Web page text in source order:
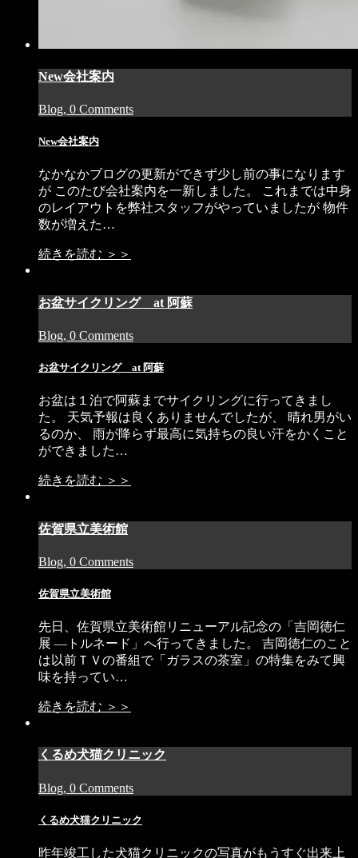
New会社案内
Blog, 0 Comments
New会社案内
なかなかブログの更新ができず少し前の事になります
が このたび会社案内を一新しました。 これまでは中身
のレイアウトを弊社スタッフがやっていましたが 物件
数が増えた…
続きを読む ＞＞
お盆サイクリング at 阿蘇
Blog, 0 Comments
お盆サイクリング at 阿蘇
お盆は１泊で阿蘇までサイクリングに行ってきまし
た。 天気予報は良くありませんでしたが、 晴れ男がい
るのか、 雨が降らず最高に気持ちの良い汗をかくこと
ができました…
続きを読む ＞＞
佐賀県立美術館
Blog, 0 Comments
佐賀県立美術館
先日、佐賀県立美術館リニューアル記念の「吉岡徳仁
展 ―トルネード」へ行ってきました。 吉岡徳仁のこと
は以前ＴＶの番組で「ガラスの茶室」の特集をみて興
味を持ってい…
続きを読む ＞＞
くるめ犬猫クリニック
Blog, 0 Comments
くるめ犬猫クリニック
昨年竣工した犬猫クリニックの写真がもうすぐ出来上